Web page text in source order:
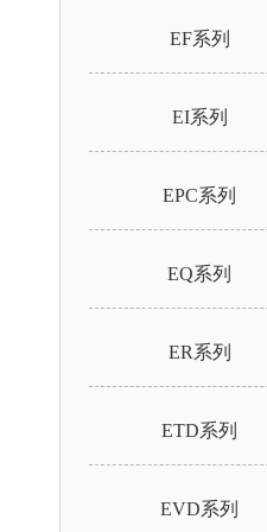
EF系列
EI系列
EPC系列
EQ系列
ER系列
ETD系列
EVD系列